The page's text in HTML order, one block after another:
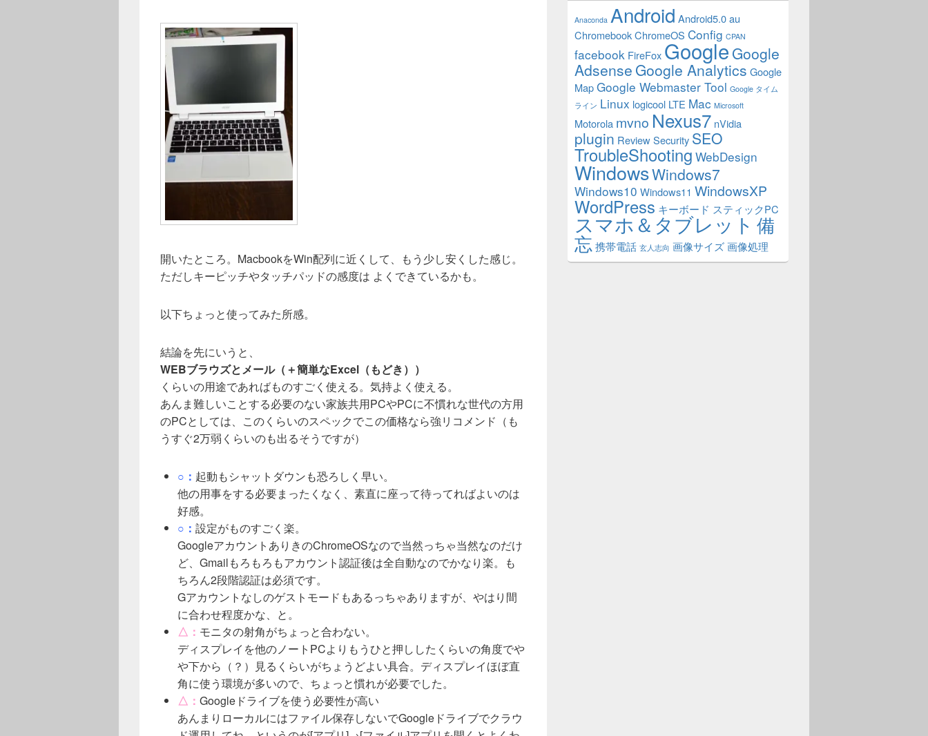
開いたところ。MacbookをWin配列に近くして、もう少し安くした感じ。
ただしキーピッチやタッチパッドの感度は よくできているかも。
以下ちょっと使ってみた所感。
結論を先にいうと、
WEBブラウズとメール（＋簡単なExcel（もどき））
くらいの用途であればものすごく使える。気持よく使える。
あんま難しいことする必要のない家族共用PCやPCに不慣れな世代の方用
のPCとしては、このくらいのスペックでこの価格なら強リコメンド（も
うすぐ2万弱くらいのも出るそうですが）
○： 起動もシャットダウンも恐ろしく早い。
他の用事をする必要まったくなく、素直に座って待ってればよいのは
好感。
○： 設定がものすごく楽。
GoogleアカウントありきのChromeOSなので当然っちゃ当然なのだけ
ど、Gmailもろもろもアカウント認証後は全自動なのでかなり楽。も
ちろん2段階認証は必須です。
Gアカウントなしのゲストモードもあるっちゃありますが、やはり間
に合わせ程度かな、と。
△： モニタの射角がちょっと合わない。
ディスプレイを他のノートPCよりもうひと押ししたくらいの角度でや
や下から（？）見るくらいがちょうどよい具合。ディスプレイほぼ直
角に使う環境が多いので、ちょっと慣れが必要でした。
△： Googleドライブを使う必要性が高い
あんまりローカルにはファイル保存しないでGoogleドライブでクラウ
Anaconda Android Android5.0au
ChromebookChromeOS Config CPAN
facebook FireFox Google Google
Adsense Google Analytics Google
MapGoogle Webmaster Tool Google タイム
ライン Linux logicool LTE Mac Microsoft
Motorola mvno Nexus7 nVidia
plugin ReviewSecurity SEO
TroubleShooting WebDesign
WindowsWindows7
Windows10 Windows11 WindowsXP
WordPress キーボード スティックPC
スマホ＆タブレット 備
忘 携帯電話 玄人志向 画像サイズ画像処理